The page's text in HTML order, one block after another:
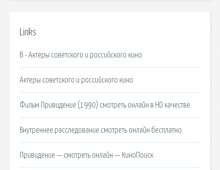
Links
В - Актеры советского и российского кино.
Актеры советского и российского кино.
Фильм Привидение (1990) смотреть онлайн в HD качестве.
Внутреннее расследование смотреть онлайн бесплатно.
Привидение — смотреть онлайн — КиноПоиск.